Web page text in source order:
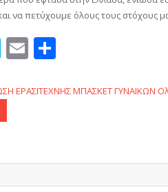
να πετύχουμε όλους τους στόχους
Skype
Email
ΕΡΑΣΙΤΕΧΝΗΣΜΠΑΣΚΕΤ ΓΥΝΑΙΚΩΝ